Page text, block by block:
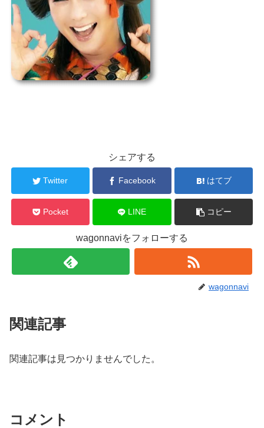
シェアする
Twitter Facebook はてブ
Pocket LINE コピー
wagonnaviをフォローする
wagonnavi
関連記事
関連記事は見つかりませんでした。
コメント